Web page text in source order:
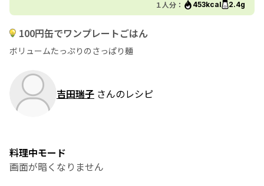
１人分： 453kcal 2.4g
100円缶でワンプレートごはん
ボリュームたっぷりのさっぱり麺
吉田瑞子 さんのレシピ
料理中モード
画面が暗くなりません